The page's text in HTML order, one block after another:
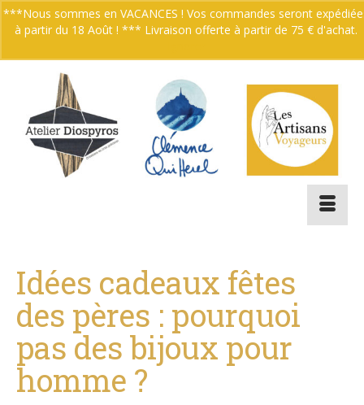
Votre panier- 0.00€
Idées cadeaux fêtes
des pères : pourquoi
pas des bijoux pour
homme ?
***Nous sommes en VACANCES ! Vos commandes seront
à partir du 18 Août ! *** Livraison offerte à partir de 75 € d'achat.